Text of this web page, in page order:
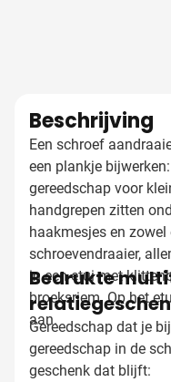
Beschrijving
Een schroef
een plankje
gereedschap voor
handgrepen zitten
haakmesjes en
schroevendraaier,
in een etui met
broeksriem. Op het
aan.
Bedrukte
Gereedschap dat je
gereedschap in de
geschenk dat blijft: